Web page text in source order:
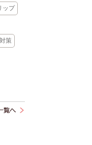
ップ
策